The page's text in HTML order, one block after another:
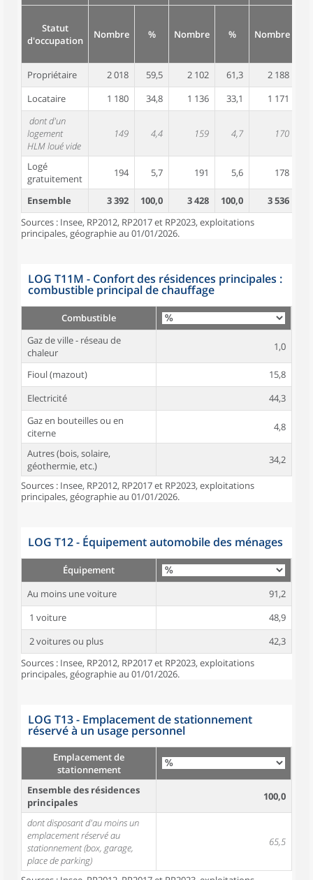
Statut
d'occupation
Nombre % Nombre % Nombre
Propriétaire 2 018 59,5 2 102 61,3 2 188
Locataire
1 180 34,8 1 136 33,1 1 171
dont d'un
logement
HLM loué vide
149 4,4 159 4,7 170
Logé
gratuitement
194 5,7 191 5,6 178
Ensemble 3 392 100,0 3 428 100,0 3 536
Sources : Insee, RP2012, RP2017 et RP2023, exploitations
principales, géographie au 01/01/2026.
LOG T11M - Confort des résidences principales :
combustible principal de chauffage
Combustible
Gaz de ville - réseau de
chaleur
1,0
Fioul (mazout)
15,8
Electricité
44,3
Gaz en bouteilles ou en
citerne
4,8
Autres (bois, solaire,
géothermie, etc.)
34,2
Sources : Insee, RP2012, RP2017 et RP2023, exploitations
principales, géographie au 01/01/2026.
LOG T12 - Équipement automobile des ménages
Équipement
Au moins une voiture
91,2
1 voiture
48,9
2 voitures ou plus
42,3
Sources : Insee, RP2012, RP2017 et RP2023, exploitations
principales, géographie au 01/01/2026.
LOG T13 - Emplacement de stationnement
réservé à un usage personnel
Emplacement de
stationnement
Ensemble des résidences
principales
100,0
dont disposant d'au moins un
emplacement réservé au
stationnement (box, garage,
place de parking)
65,5